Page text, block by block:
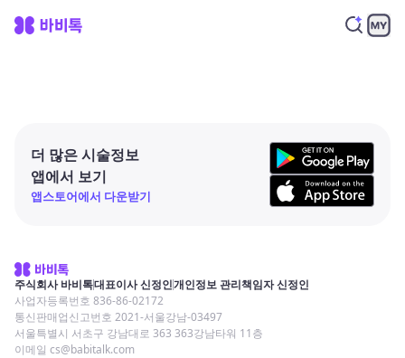
더 많은 시술정보
앱에서 보기
앱스토어에서 다운받기
주식회사 바비톡대표이사 신정인개인정보 관리책임자 신정인
사업자등록번호 836-86-02172
통신판매업신고번호 2021-서울강남-03497
서울특별시 서초구 강남대로 363 363강남타워 11층
이메일 cs@babitalk.com